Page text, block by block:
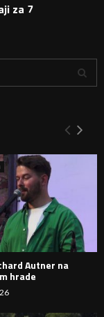
za 7
Y
H
D
Autner na
hrade